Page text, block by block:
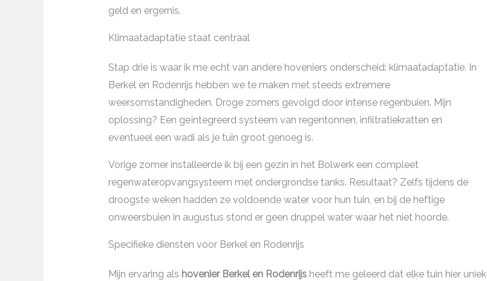
geld en ergernis.
Klimaatadaptatie staat centraal
Stap drie is waar ik me echt van andere hoveniers onderscheid: klimaatadaptatie. In
Berkel en Rodenrijs hebben we te maken met steeds extremere
weersomstandigheden. Droge zomers gevolgd door intense regenbuien. Mijn
oplossing? Een geïntegreerd systeem van regentonnen, infiltratiekratten en
eventueel een wadi als je tuin groot genoeg is.
Vorige zomer installeerde ik bij een gezin in het Bolwerk een compleet
regenwateropvangsysteem met ondergrondse tanks. Resultaat? Zelfs tijdens de
droogste weken hadden ze voldoende water voor hun tuin, en bij de heftige
onweersbuien in augustus stond er geen druppel water waar het niet hoorde.
Specifieke diensten voor Berkel en Rodenrijs
Mijn ervaring als hovenier Berkel en Rodenrijsheeft me geleerd dat elke tuin hier uniek